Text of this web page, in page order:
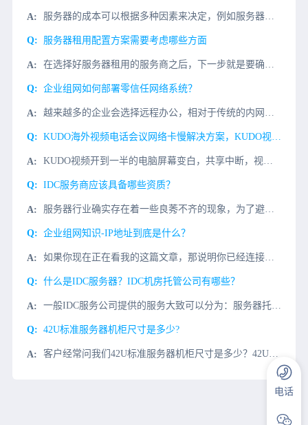
服务器的成本可以根据多种因素来决定，例如服务器的规格、位置、带宽要求、存储需求、备份服务以及管理服务等。特别是对于带有GPU的服务器，价格会因为GPU的型号和数量而有很大差异。高性能的GPU，如用于深
服务器租用配置方案需要考虑哪些方面
在选择好服务器租用的服务商之后，下一步就是要确定好服务器租用的方案。在服务器租用之前，和服务商的沟通很关键，因为一切信息都来自于商家。 1、根据租用时长 短租方案 刚创业的朋
企业组网如何部署零信任网络系统？
越来越多的企业会选择远程办公，相对于传统的内网办公环境来说，远程办公必然会对企业原有的网络带来影响。要想满足远程办公的需要，那么企业就需要部署零信任网络系统，在这一系统中，不论是内网访问还是外网访问，
KUDO海外视频电话会议网络卡慢解决方案，KUDO视频专线
KUDO视频开到一半的电脑屏幕变白，共享中断，视频掉线，模糊，主要是网络问题，KUDO视频会议对端服务器在国外欧美等国家，服务器数据传输缓慢，有丢包的原因。解决KUDO视频电话会议的连接
IDC服务商应该具备哪些资质？
服务器行业确实存在着一些良莠不齐的现象，为了避免一些不必要的麻烦和损失，我们需要了解专业服务器提供商应该具备哪些资质？一、IDC服务商的正规性如果是正规的IDC服务商的话，一般在网站的下方会有ISP或
企业组网知识-IP地址到底是什么？
如果你现在正在看我的这篇文章，那说明你已经连接上了互联网，你正在通过互联网访问到了vecloud所在的服务器；说到互联网，你一定听说IP地址这个概念，你知道IP地址是做什么的吗？与之而来的还有公网IP
什么是IDC服务器？IDC机房托管公司有哪些？
一般IDC服务公司提供的服务大致可以分为：服务器托管、服务器出租、带宽及IP增值服务、应用服务等。而微云网络公司就是一家致力于IDC服务的公司，公司骨干均有5年以上从业经验，下面小编就IDC服务器这一
42U标准服务器机柜尺寸是多少?
客户经常问我们42U标准服务器机柜尺寸是多少？42U机柜的大小是多少？这些问题一直是需要租用机柜的用户更关心和关注的问题，今天小编会回答你。42U机柜尺寸标准服务器在了解42U在标准服务器机柜尺寸之前
电话